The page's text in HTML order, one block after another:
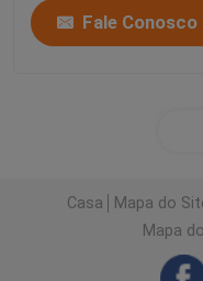
Fale Conosco
Casa Mapa do
Mapa